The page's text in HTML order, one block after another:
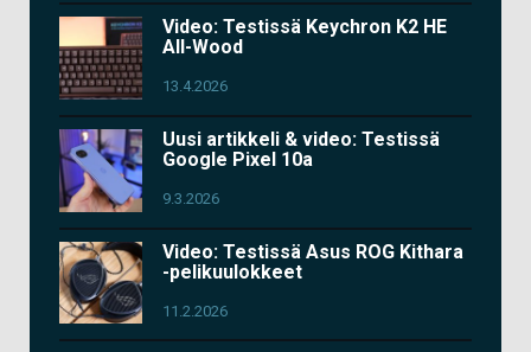
Video: Testissä Keychron K2 HE
All-Wood
13.4.2026
Uusi artikkeli & video: Testissä
Google Pixel 10a
9.3.2026
Video: Testissä Asus ROG Kithara
-pelikuulokkeet
11.2.2026